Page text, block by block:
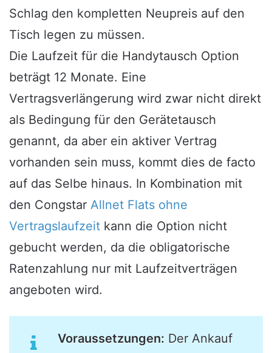
Schlag den kompletten Neupreis auf den
Tisch legen zu müssen.
Die Laufzeit für die Handytausch Option
beträgt 12 Monate. Eine
Vertragsverlängerung wird zwar nicht direkt
als Bedingung für den Gerätetausch
genannt, da aber ein aktiver Vertrag
vorhanden sein muss, kommt dies de facto
auf das Selbe hinaus. In Kombination mit
den Congstar Allnet Flats ohne
Vertragslaufzeit kann die Option nicht
gebucht werden, da die obligatorische
Ratenzahlung nur mit Laufzeitverträgen
angeboten wird.
Voraussetzungen: Der Ankauf